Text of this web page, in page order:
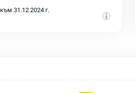
към 31.12.2024 г.